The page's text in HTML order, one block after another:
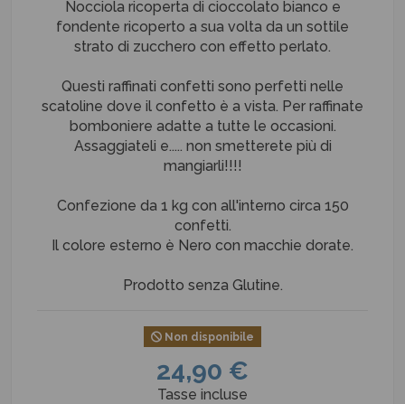
Nocciola ricoperta di cioccolato bianco e
fondente ricoperto a sua volta da un sottile
strato di zucchero con effetto perlato.
Questi raffinati confetti sono perfetti nelle
scatoline dove il confetto è a vista. Per raffinate
bomboniere adatte a tutte le occasioni.
Assaggiateli e..... non smetterete più di
mangiarli!!!!
Confezione da 1 kg con all'interno circa 150
confetti.
Il colore esterno è Nero con macchie dorate.
Prodotto senza Glutine.
Non disponibile
24,90 €
Tasse incluse